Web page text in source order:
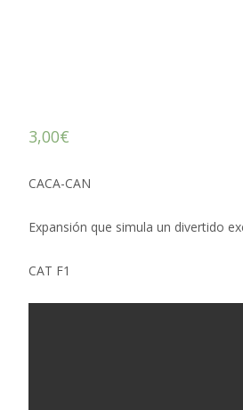
3,00€
CACA-CAN
Expansión que simula un divertido
CAT F1